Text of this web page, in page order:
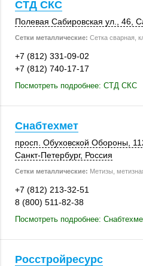
СТД СКС
Полевая Сабировская ул., 46,
Сетки металлические: Сетка сварная,
+7 (812) 331-09-02
+7 (812) 740-17-17
Посмотреть подробнее: СТД СКС
Снабтехмет
просп. Обуховской Обороны,
Санкт-Петербург, Россия
Сетки металлические: Метизы,
+7 (812) 213-32-51
8 (800) 511-82-38
Посмотреть подробнее:
Росстройресурс